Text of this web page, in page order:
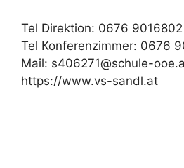
Tel Direktion: 0676 9016802
Tel Konferenzimmer: 0676
Mail: s406271@schule-
https://www.vs-sandl.at